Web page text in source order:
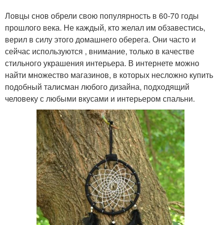
Ловцы снов обрели свою популярность в 60-70 годы
прошлого века. Не каждый, кто желал им обзавестись,
верил в силу этого домашнего оберега. Они часто и
сейчас используются , внимание, только в качестве
стильного украшения интерьера. В интернете можно
найти множество магазинов, в которых несложно купить
подобный талисман любого дизайна, подходящий
человеку с любыми вкусами и интерьером спальни.